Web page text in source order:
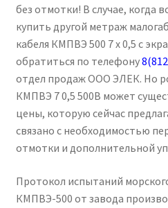
без отмотки! В случае, когда
купить другой метраж
кабеля КМПВЭ 500 7 х 0,5 с
обратиться по телефону
отдел продаж ООО ЭЛЕК. Но
КМПВЭ 7 0,5 500В может
цены, которую сейчас
связано с необходимостью
отмотки и дополнительной
Протокол испытаний
КМПВЭ-500 от завода